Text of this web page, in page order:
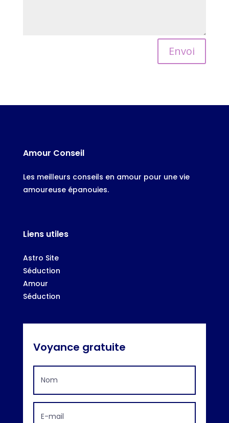
Envoi
Amour Conseil
Les meilleurs conseils en amour pour une vie
amoureuse épanouies.
Liens utiles
Astro Site
Séduction
Amour
Séduction
Voyance gratuite